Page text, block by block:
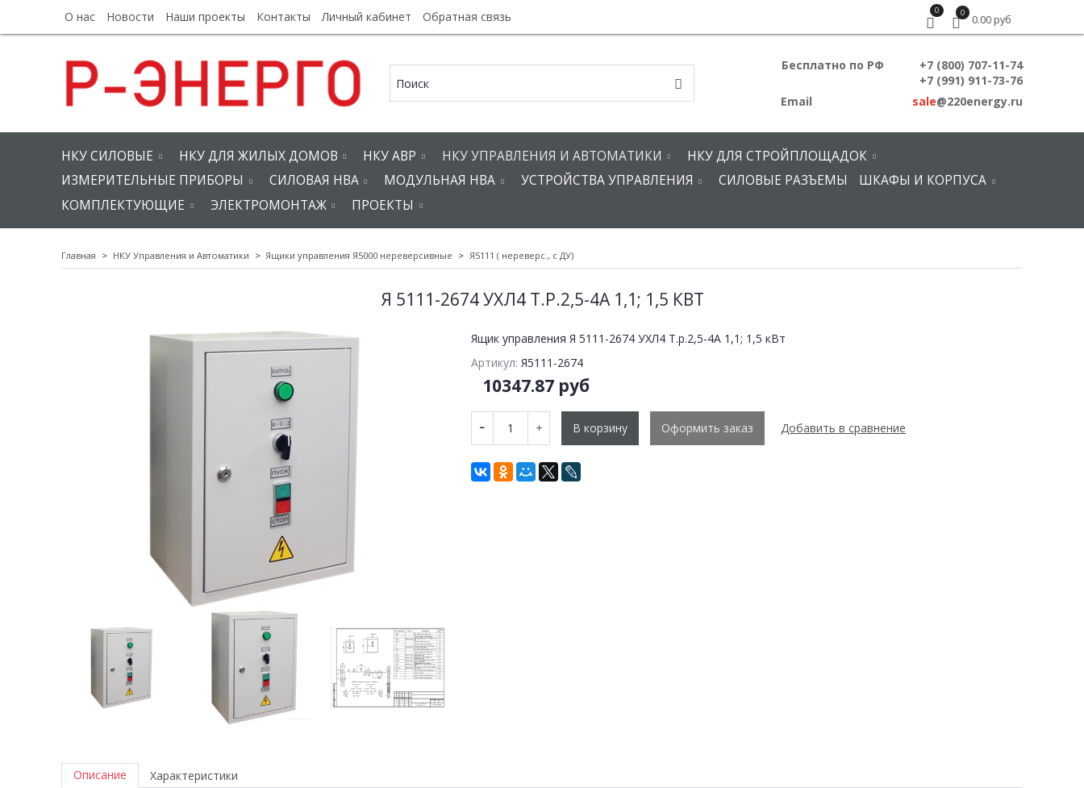
О нас Новости Наши проекты Контакты Личный кабинет Обратная связь 0 0
0.00 руб
Бесплатно по РФ
+7 (800) 707-11-74
+7 (991) 911-73-76
Email
sale@220energy.ru
НКУ СИЛОВЫЕ НКУ ДЛЯ ЖИЛЫХ ДОМОВ НКУ АВР НКУ УПРАВЛЕНИЯ И АВТОМАТИКИ
НКУ ДЛЯ СТРОЙПЛОЩАДОК
ИЗМЕРИТЕЛЬНЫЕ ПРИБОРЫ
СИЛОВАЯ НВА МОДУЛЬНАЯ НВА УСТРОЙСТВА УПРАВЛЕНИЯ СИЛОВЫЕ РАЗЪЕМЫ
ШКАФЫ И КОРПУСА
КОМПЛЕКТУЮЩИЕ
ЭЛЕКТРОМОНТАЖ ПРОЕКТЫ
Главная НКУ Управления и Автоматики Ящики управления Я5000 нереверсивные Я5111 ( нереверс., с ДУ)
Я 5111-2674 УХЛ4 Т.Р.2,5-4А 1,1; 1,5 КВТ
Ящик управления Я 5111-2674 УХЛ4 Т.р.2,5-4А 1,1; 1,5 кВт
Артикул: Я5111-2674
10347.87 руб
В корзину Оформить заказ Добавить в сравнение
Описание Характеристики